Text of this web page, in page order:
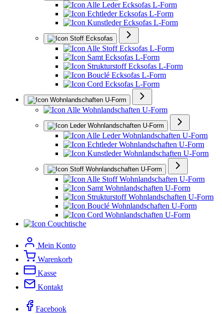
Alle Leder Ecksofas L-Form
Echtleder Ecksofas L-Form
Kunstleder Ecksofas L-Form
Stoff Ecksofas
Alle Stoff Ecksofas L-Form
Samt Ecksofas L-Form
Strukturstoff Ecksofas L-Form
Bouclé Ecksofas L-Form
Cord Ecksofas L-Form
Wohnlandschaften U-Form
Alle Wohnlandschaften U-Form
Leder Wohnlandschaften U-Form
Alle Leder Wohnlandschaften U-Form
Echtleder Wohnlandschaften U-Form
Kunstleder Wohnlandschaften U-Form
Stoff Wohnlandschaften U-Form
Alle Stoff Wohnlandschaften U-Form
Samt Wohnlandschaften U-Form
Strukturstoff Wohnlandschaften U-Form
Bouclé Wohnlandschaften U-Form
Cord Wohnlandschaften U-Form
Couchtische
Mein Konto
Warenkorb
Kasse
Kontakt
Facebook